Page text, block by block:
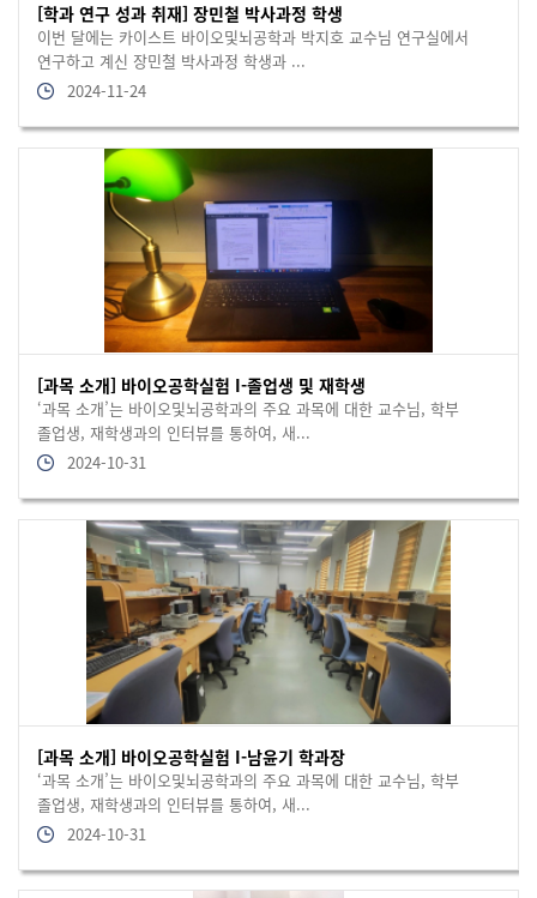
[학과 연구 성과 취재] 장민철 박사과정 학생
이번 달에는 카이스트 바이오및뇌공학과 박지호 교수님 연구실에서
연구하고 계신 장민철 박사과정 학생과 ...
2024-11-24
[과목 소개] 바이오공학실험 I-졸업생 및 재학생
‘과목 소개’는 바이오및뇌공학과의 주요 과목에 대한 교수님, 학부
졸업생, 재학생과의 인터뷰를 통하여, 새...
2024-10-31
[과목 소개] 바이오공학실험 I-남윤기 학과장
‘과목 소개’는 바이오및뇌공학과의 주요 과목에 대한 교수님, 학부
졸업생, 재학생과의 인터뷰를 통하여, 새...
2024-10-31